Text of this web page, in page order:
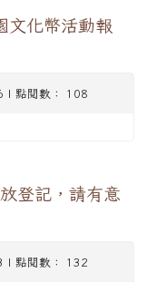
文化幣活動報
| 點閱數： 108
登記，請有意
| 點閱數： 132